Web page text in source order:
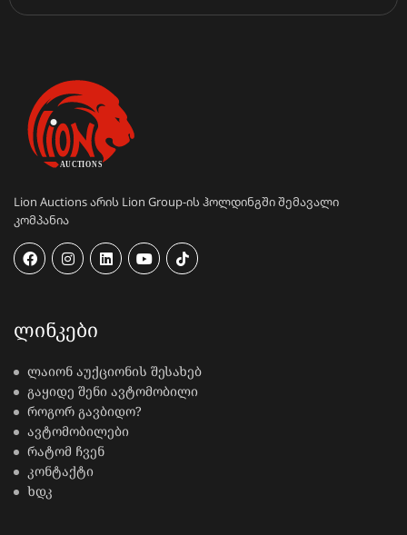
Lion Auctions არის Lion Group-ის ჰოლდინგში შემავალი
კომპანია
ᲚᲘᲜᲙᲔᲑᲘ
ლაიონ აუქციონის შესახებ
გაყიდე შენი ავტომობილი
როგორ გავბიდო?
ავტომობილები
რატომ ჩვენ
კონტაქტი
ხდკ